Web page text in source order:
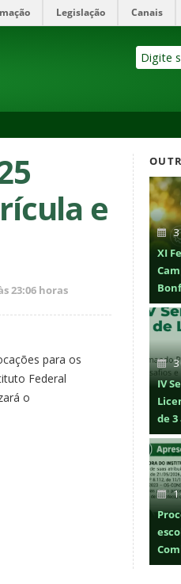
Legislação Canais
e
23:06 horas
para os
Federal
o
XI
15
IV
de 3
de